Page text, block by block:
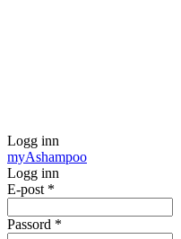
Logg inn
myAshampoo
Logg inn
E-post *
Passord *